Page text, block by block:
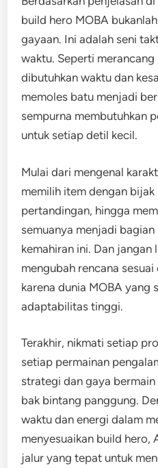
build hero MOBA
gayaan. Ini adalah seni
waktu. Seperti
dibutuhkan waktu dan
memoles batu menjadi
sempurna membutuhkan
untuk setiap detil kecil.
Mulai dari mengenal
memilih item dengan bijak
pertandingan, hingga
semuanya menjadi
kemahiran ini. Dan jangan
mengubah rencana
karena dunia MOBA yang
adaptabilitas tinggi.
Terakhir, nikmati setiap
setiap permainan
strategi dan gaya
bak bintang panggung.
waktu dan energi dalam
menyesuaikan build hero,
jalur yang tepat untuk